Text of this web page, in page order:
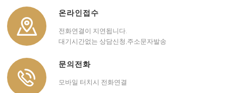
온라인접수
전화연결이 지연됩니다.
대기시간없는 상담신청,주소문자발송
문의전화
모바일 터치시 전화연결